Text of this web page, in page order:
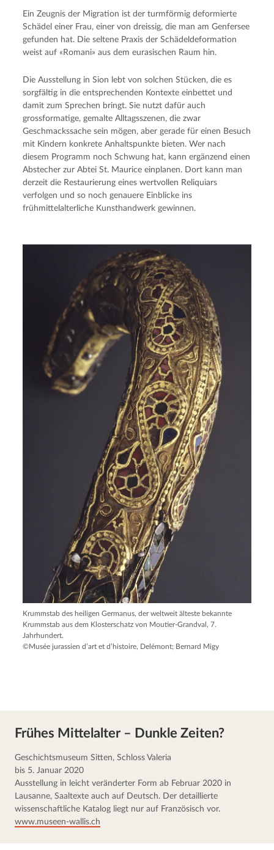
Ein Zeugnis der Migration ist der turmförmig deformierte
Schädel einer Frau, einer von dreissig, die man am Genfersee
gefunden hat. Die seltene Praxis der Schädeldeformation
weist auf «Romani» aus dem eurasischen Raum hin.
Die Ausstellung in Sion lebt von solchen Stücken, die es
sorgfältig in die entsprechenden Kontexte einbettet und
damit zum Sprechen bringt. Sie nutzt dafür auch
grossformatige, gemalte Alltagsszenen, die zwar
Geschmackssache sein mögen, aber gerade für einen Besuch
mit Kindern konkrete Anhaltspunkte bieten. Wer nach
diesem Programm noch Schwung hat, kann ergänzend einen
Abstecher zur Abtei St. Maurice einplanen. Dort kann man
derzeit die Restaurierung eines wertvollen Reliquiars
verfolgen und so noch genauere Einblicke ins
frühmittelalterliche Kunsthandwerk gewinnen.
Krummstab des heiligen Germanus, der weltweit älteste bekannte
Krummstab aus dem Klosterschatz von Moutier-Grandval, 7.
Jahrhundert.
©Musée jurassien d’art et d’histoire, Delémont; Bernard Migy
Frühes Mittelalter – Dunkle Zeiten?
Geschichtsmuseum Sitten, Schloss Valeria
bis 5. Januar 2020
Ausstellung in leicht veränderter Form ab Februar 2020 in
Lausanne, Saaltexte auch auf Deutsch. Der detaillierte
wissenschaftliche Katalog liegt nur auf Französisch vor.
www.museen-wallis.ch